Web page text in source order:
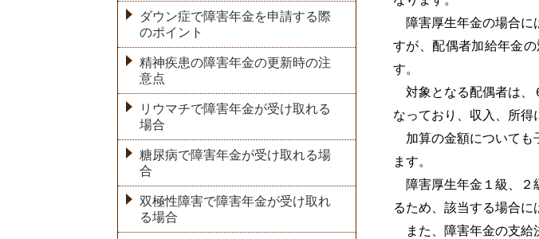
障害厚生年金の場合に
すが、配偶者加給年金
す。
対象となる配偶者は、
なっており、収入、所得
加算の金額についても
ます。
障害厚生年金１級、２
るため、該当する場合に
また、障害年金の支給
ダウン症で障害年金を申請する際
のポイント
精神疾患の障害年金の更新時の注
意点
リウマチで障害年金が受け取れる
場合
糖尿病で障害年金が受け取れる場
合
双極性障害で障害年金が受け取れ
る場合